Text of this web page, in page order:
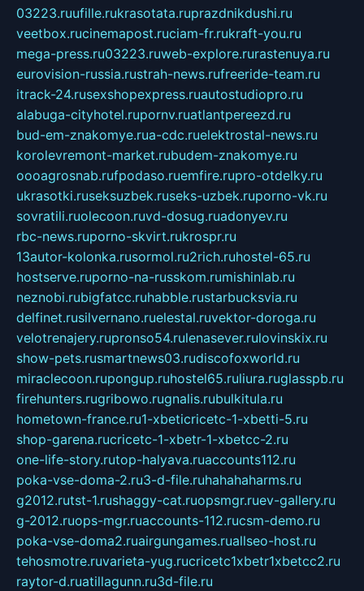
03223.ruufille.rukrasotata.ruprazdnikdushi.ru
veetbox.rucinemapost.ruciam-fr.rukraft-you.ru
mega-press.ru03223.ruweb-explore.rurastenuya.ru
eurovision-russia.rustrah-news.rufreeride-team.ru
itrack-24.rusexshopexpress.ruautostudiopro.ru
alabuga-cityhotel.rupornv.ruatlantpereezd.ru
bud-em-znakomye.rua-cdc.ruelektrostal-news.ru
korolevremont-market.rubudem-znakomye.ru
oooagrosnab.rufpodaso.ruemfire.rupro-otdelky.ru
ukrasotki.ruseksuzbek.ruseks-uzbek.ruporno-vk.ru
sovratili.ruolecoon.ruvd-dosug.ruadonyev.ru
rbc-news.ruporno-skvirt.rukrospr.ru
13autor-kolonka.rusormol.ru2rich.ruhostel-65.ru
hostserve.ruporno-na-russkom.rumishinlab.ru
neznobi.rubigfatcc.ruhabble.rustarbucksvia.ru
delfinet.rusilvernano.ruelestal.ruvektor-doroga.ru
velotrenajery.rupronso54.rulenasever.rulovinskix.ru
show-pets.rusmartnews03.rudiscofoxworld.ru
miraclecoon.rupongup.ruhostel65.ruliura.ruglasspb.ru
firehunters.rugribowo.rugnalis.rubulkitula.ru
hometown-france.ru1-xbeticricetc-1-xbetti-5.ru
shop-garena.rucricetc-1-xbetr-1-xbetcc-2.ru
one-life-story.rutop-halyava.ruaccounts112.ru
poka-vse-doma-2.ru3-d-file.ruhahahaharms.ru
g2012.rutst-1.rushaggy-cat.ruopsmgr.ruev-gallery.ru
g-2012.ruops-mgr.ruaccounts-112.rucsm-demo.ru
poka-vse-doma2.ruairgungames.ruallseo-host.ru
tehosmotre.ruvarieta-yug.rucricetc1xbetr1xbetcc2.ru
raytor-d.ruatillagunn.ru3d-file.ru